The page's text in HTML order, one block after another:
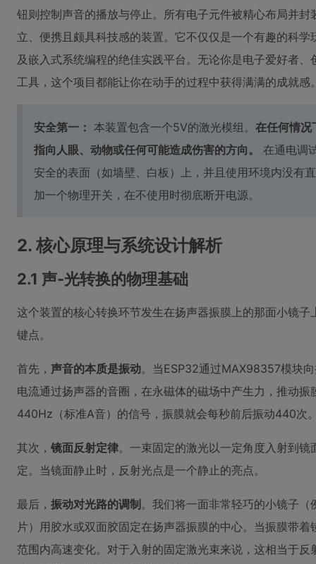
钮则控制声音的播放与停止。所有电子元件被精心布局并
立、便携且颇具科技感的装置。它不仅仅是一个有趣的科
及嵌入式系统编程的绝佳实践平台。无论你是电子爱好者
工具，这个项目都能让你在动手的过程中获得满满的成就感
安全第一： 本装置包含一个5V的激光模组。 在任何情况
指向人眼、动物或任何可能造成伤害的方向。
在通电调
安全的表面（如墙壁、白板）上，并且使用环境内没有
加一个物理开关，在不使用时彻底断开电源。
2. 核心原理与系统设计解析
2.1 声-光转换的物理基础
这个装置的核心转换环节发生在扬声器振膜上的那面小镜
键点。
首先， 声音的本质是振动。当ESP32通过MAX98357模块
电流通过扬声器的音圈，在永磁体的磁场中产生力，推动
440Hz（标准A音）的信号，振膜就会每秒前后振动440次
其次， 镜面反射定律。一束固定的激光以一定角度入射到
定。当镜面静止时，反射光点是一个静止的亮点。
最后， 振动对光路的调制 。我们将一面非常轻巧的小镜子
片）用胶水或双面胶固定在扬声器振膜的中心。当振膜带
范围内高速变化。对于入射的固定激光束来说，这相当于反